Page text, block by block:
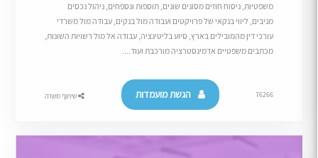
משפטיות, ניסוח חוזים מסוגים שונים, תוספות ונספחים, ניהול נכסים
מניבים, ליווי בנקאי של פרויקטים ועבודה מול בנקים, עבודה מול משרדי
עורכי דין מהמובילים בארץ, סיוע בליטיגציה, עבודה אל מול רשויות השונות,
מכתבים משפטיים אדמינסטרציה מורכבת ועוד....
76266 הגשת מועמדות שיתוף משרה